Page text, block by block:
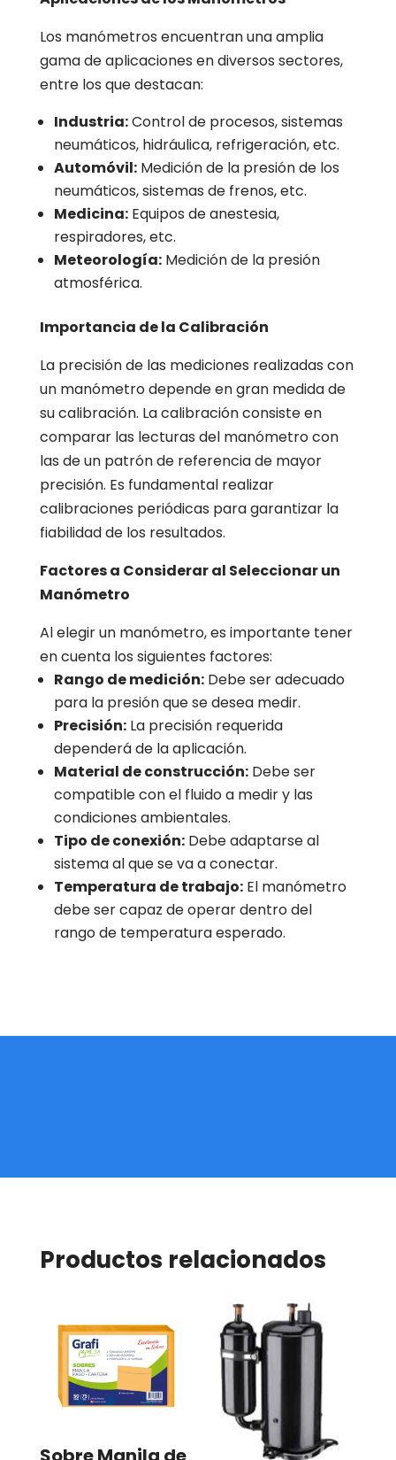
Los manómetros encuentran una amplia
gama de aplicaciones en diversos sectores,
entre los que destacan:
Industria:Control de procesos, sistemas
neumáticos, hidráulica, refrigeración, etc.
Automóvil:Medición de la presión de los
neumáticos, sistemas de frenos, etc.
Medicina:Equipos de anestesia,
respiradores, etc.
Meteorología:Medición de la presión
atmosférica.
Importancia de la Calibración
La precisión de las mediciones realizadas con
un manómetro depende en gran medida de
su calibración. La calibración consiste en
comparar las lecturas del manómetro con
las de un patrón de referencia de mayor
precisión. Es fundamental realizar
calibraciones periódicas para garantizar la
fiabilidad de los resultados.
Factores a Considerar al Seleccionar un
Manómetro
Al elegir un manómetro, es importante tener
en cuenta los siguientes factores:
Rango de medición:Debe ser adecuado
para la presión que se desea medir.
Precisión:La precisión requerida
dependerá de la aplicación.
Material de construcción:Debe ser
compatible con el fluido a medir y las
condiciones ambientales.
Tipo de conexión:Debe adaptarse al
sistema al que se va a conectar.
Temperatura de trabajo:El manómetro
debe ser capaz de operar dentro del
rango de temperatura esperado.
Productos relacionados